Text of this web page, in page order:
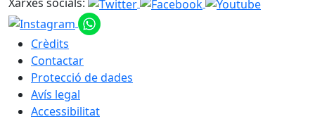
Xarxes socials:
Crèdits
Contactar
Protecció de dades
Avís legal
Accessibilitat